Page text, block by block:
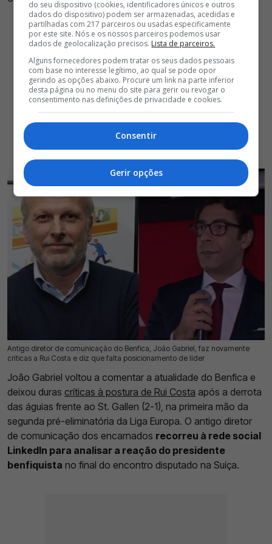
Antigo diretor de comunicação do Benfica, João Gabriel, faz novamente
críticas a Rui Costa e diz que falta posicionamento de líder
26 Jul 2026 | 17:28 | 0
João Gabriel voltou a comentar a atualidade do Benfica e
deixou duras críticas à postura de Rui Costa após a derrota
das águias frente ao St. Gallen (2-1), na primeira mão da
segunda pré-eliminatória da Liga Europa. O antigo diretor
de comunicação dos encarnados recorreu à rede social
LinkedIn para analisar a reação do presidente
benfiquista no final do encontro disputado na Suíça.
do seu dispositivo (cookies, identificadores únicos e outros
dados do dispositivo) podem ser armazenadas, acedidas e
partilhadas com 217 parceiros ou usadas especificamente
por este site. Nós e os nossos parceiros podemos usar
dados de geolocalização precisos. Lista de parceiros.
Alguns fornecedores podem tratar os seus dados pessoais
com base no interesse legítimo, ao qual se pode opor
gerindo as opções abaixo. Procure um link na parte inferior
desta página ou no menu do site para gerir ou revogar o
consentimento nas definições de privacidade e cookies.
Consentir
Gerir opções